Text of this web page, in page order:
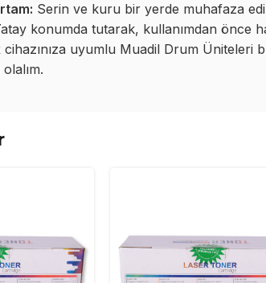
Serin ve kuru bir yerde muhafaza
konumda tutarak, kullanımdan önce
cihazınıza uyumlu Muadil Drum Üniteleri